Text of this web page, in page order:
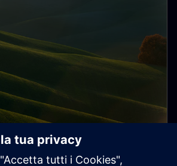
nella catena di